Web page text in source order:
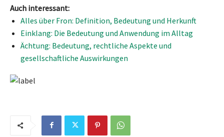
Auch interessant:
Alles über Fron: Definition, Bedeutung und Herkunft
Einklang: Die Bedeutung und Anwendung im Alltag
Ächtung: Bedeutung, rechtliche Aspekte und
gesellschaftliche Auswirkungen